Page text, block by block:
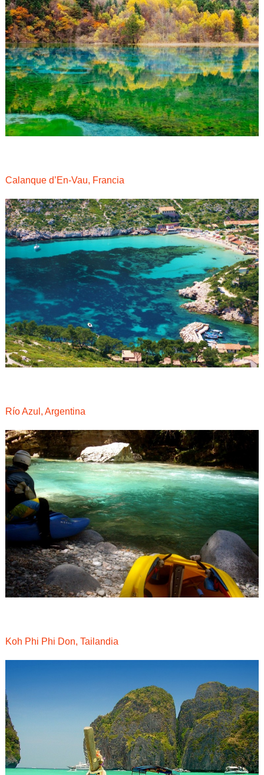
Calanque d’En-Vau, Francia
Río Azul, Argentina
Koh Phi Phi Don, Tailandia